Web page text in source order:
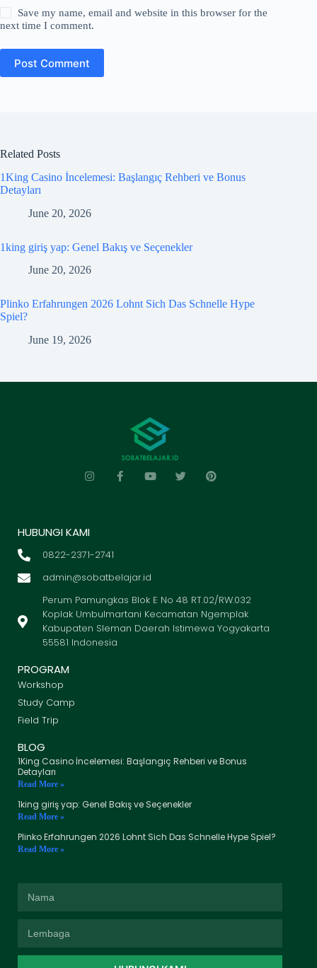
Save my name, email and website in this browser for the
next time I comment.
Post Comment
Related Posts
1King Casino İncelemesi: Başlangıç Rehberi ve Bonus
Detayları
June 20, 2026
1king giriş yap: Genel Bakış ve Seçenekler
June 20, 2026
Plinko Erfahrungen 2026 Lohnt Sich Das Schnelle Hype
Spiel?
June 19, 2026
HUBUNGI KAMI
0822-2371-2741
admin@sobatbelajar.id
Perum Pamungkas Blok E No 48 RT.02/RW.032
Koplak Umbulmartani Kecamatan Ngemplak
Kabupaten Sleman Daerah Istimewa Yogyakarta
55581 Indonesia
PROGRAM
Workshop
Study Camp
Field Trip
BLOG
1King Casino İncelemesi: Başlangıç Rehberi ve Bonus
Detayları
Read More »
1king giriş yap: Genel Bakış ve Seçenekler
Read More »
Plinko Erfahrungen 2026 Lohnt Sich Das Schnelle Hype Spiel?
Read More »